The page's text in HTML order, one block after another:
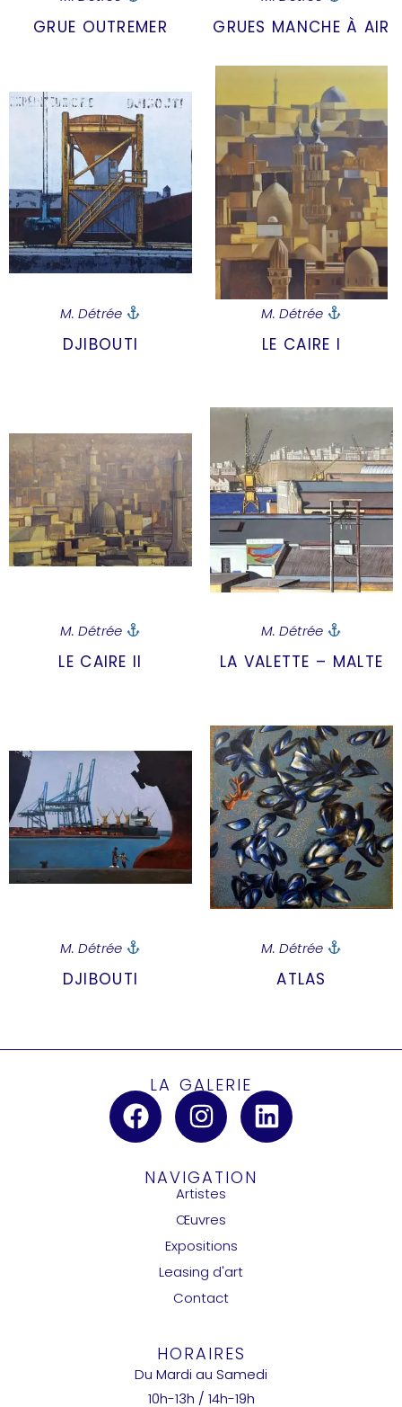
GRUE OUTREMER GRUES MANCHE À AIR
M. Détrée
DJIBOUTI
M. Détrée
LE CAIRE I
M. Détrée
LE CAIRE II
M. Détrée
LA VALETTE – MALTE
M. Détrée
DJIBOUTI
M. Détrée
ATLAS
LA GALERIE
NAVIGATION
Artistes
Œuvres
Expositions
Leasing d'art
Contact
HORAIRES
Du Mardi au Samedi
10h-13h / 14h-19h